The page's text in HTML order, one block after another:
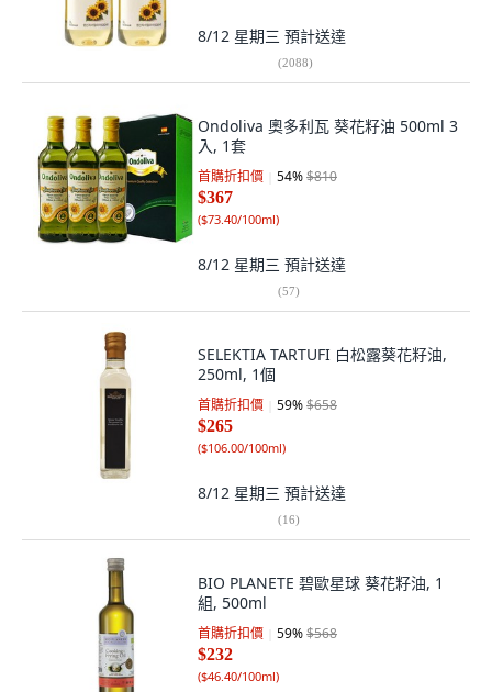
8/12 星期三 預計送達
(2088)
Ondoliva 奧多利瓦 葵花籽油 500ml 3
入, 1套
首購折扣價 54%$810
$367
($73.40/100ml)
8/12 星期三 預計送達
(57)
SELEKTIA TARTUFI 白松露葵花籽油,
250ml, 1個
首購折扣價 59%$658
$265
($106.00/100ml)
8/12 星期三 預計送達
(16)
BIO PLANETE 碧歐星球 葵花籽油, 1
組, 500ml
首購折扣價 59%$568
$232
($46.40/100ml)